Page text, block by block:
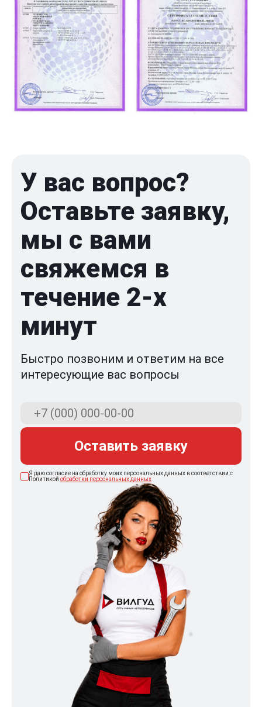
У вас вопрос?
Оставьте заявку,
мы с вами
свяжемся в
течение 2-x
минут
Быстро позвоним и ответим на все
интересующие вас вопросы
Оставить заявку
Я даю согласие на обработку моих персональных данных в соответствии с
Политикой обработки персональных данных